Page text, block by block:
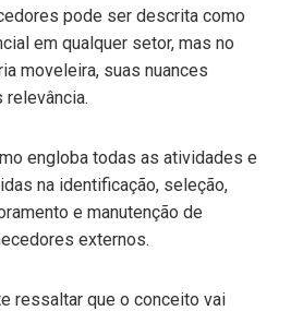
pode ser descrita como
em qualquer setor, mas no
moveleira, suas nuances
relevância.
engloba todas as atividades e
na identificação, seleção,
e manutenção de
externos.
ressaltar que o conceito vai